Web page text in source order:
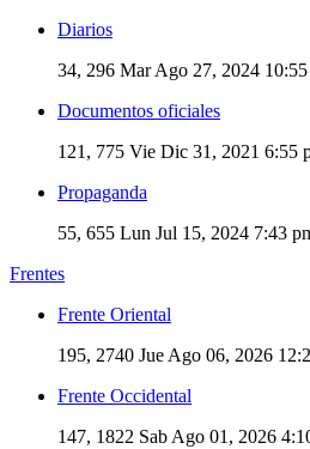
Diarios
34, 296 Mar Ago 27, 2024
Documentos oficiales
121, 775 Vie Dic 31, 2021 6:55
Propaganda
55, 655 Lun Jul 15, 2024 7:43
Frentes
Frente Oriental
195, 2740 Jue Ago 06, 2026
Frente Occidental
147, 1822 Sab Ago 01, 2026